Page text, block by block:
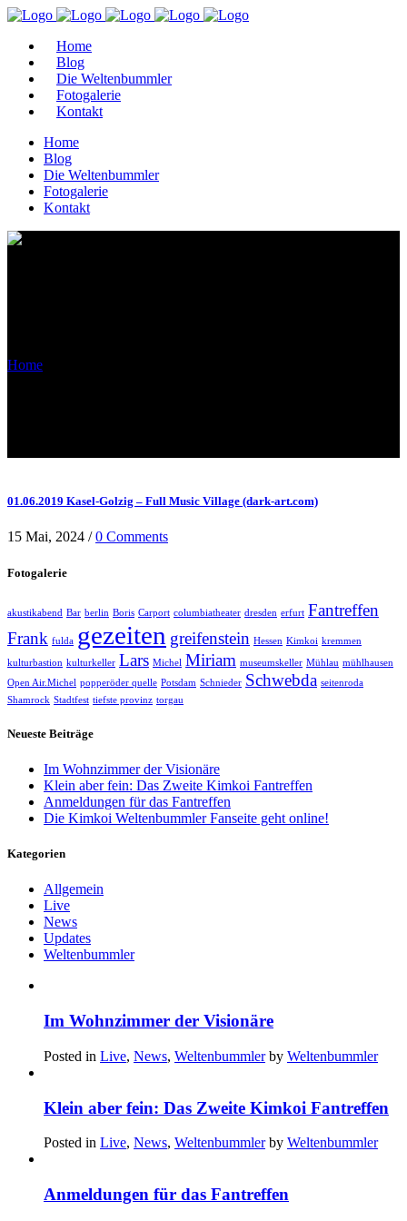
Home
Blog
Die Weltenbummler
Fotogalerie
Kontakt
Home
Blog
Die Weltenbummler
Fotogalerie
Kontakt
Home
01.06.2019 Kasel-Golzig – Full Music Village (dark-art.com)
15 Mai, 2024 /0 Comments
Fotogalerie
akustikabend Bar berlin Boris Carport columbiatheater dresden erfurt Fantreffen
Frank fulda gezeiten greifenstein Hessen Kimkoi kremmen
kulturbastion kulturkeller Lars Michel Miriam museumskeller Mühlau mühlhausen
Open Air.Michel popperöder quelle Potsdam Schnieder Schwebda seitenroda
Shamrock Stadtfest tiefste provinz torgau
Neueste Beiträge
Im Wohnzimmer der Visionäre
Klein aber fein: Das Zweite Kimkoi Fantreffen
Anmeldungen für das Fantreffen
Die Kimkoi Weltenbummler Fanseite geht online!
Kategorien
Allgemein
Live
News
Updates
Weltenbummler
Im Wohnzimmer der Visionäre
Posted in Live, News, Weltenbummlerby Weltenbummler
Klein aber fein: Das Zweite Kimkoi Fantreffen
Posted in Live, News, Weltenbummlerby Weltenbummler
Anmeldungen für das Fantreffen